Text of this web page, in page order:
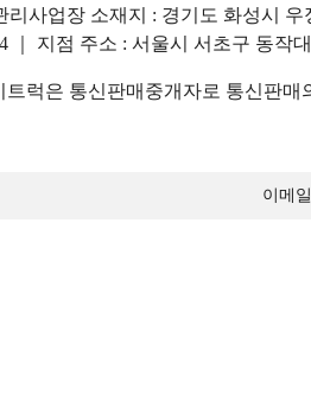
리사업장 소재지 : 경기도 화성시
지점 주소 : 서울시 서초구 동작
럭은 통신판매중개자로 통신판
이메